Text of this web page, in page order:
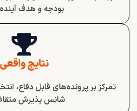
بودجه و هدف
نتایج واقعی
تمرکز بر پرونده‌های قابل دفاع،
شانس پذیرش